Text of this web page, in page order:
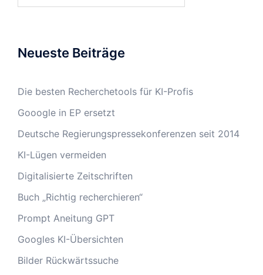
Neueste Beiträge
Die besten Recherchetools für KI-Profis
Gooogle in EP ersetzt
Deutsche Regierungspressekonferenzen seit 2014
KI-Lügen vermeiden
Digitalisierte Zeitschriften
Buch „Richtig recherchieren“
Prompt Aneitung GPT
Googles KI-Übersichten
Bilder Rückwärtssuche